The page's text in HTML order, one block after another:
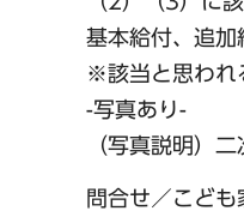
基本給付、追加
※該当と思われ
-写真あり-
（写真説明）
問合せ／こども